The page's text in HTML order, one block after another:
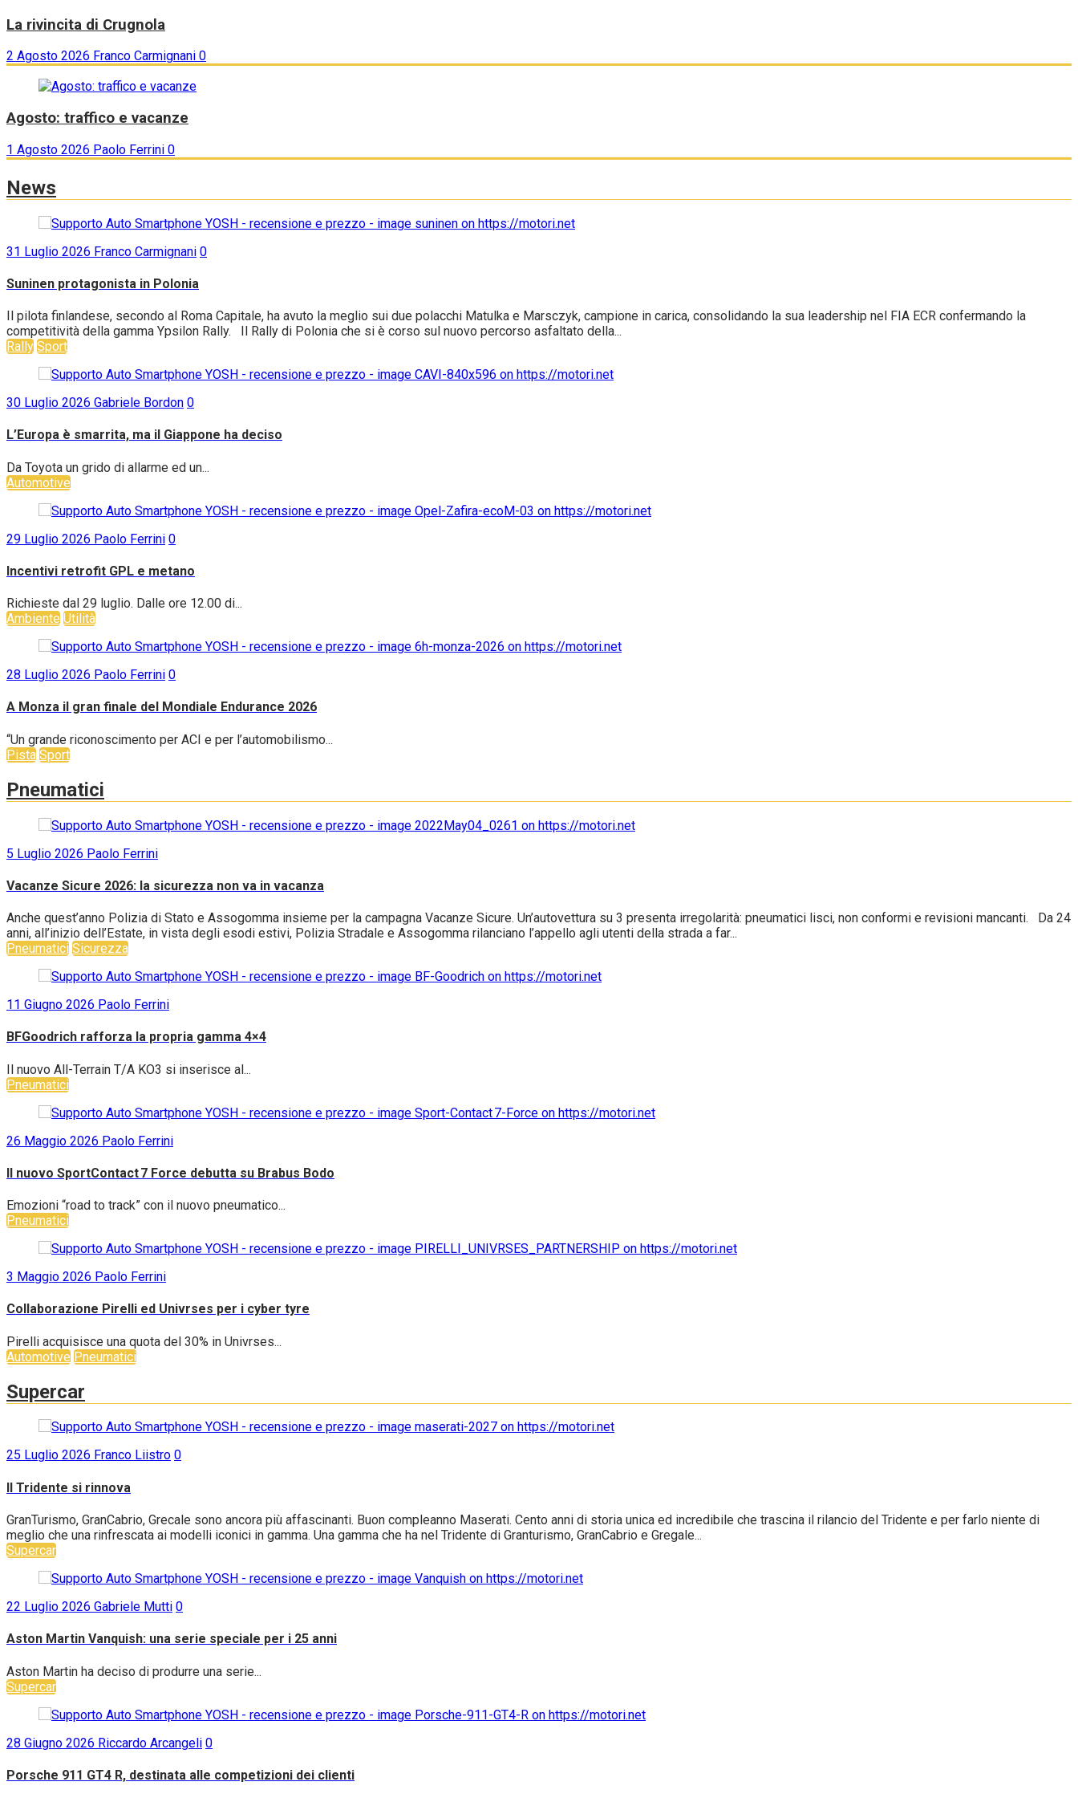
La rivincita di Crugnola
2 Agosto 2026 Franco Carmignani 0
Agosto: traffico e vacanze
1 Agosto 2026 Paolo Ferrini 0
News
31 Luglio 2026 Franco Carmignani 0
Suninen protagonista in Polonia
Il pilota finlandese, secondo al Roma Capitale, ha avuto la meglio sui due polacchi Matulka e Marsczyk, campione in carica, consolidando la sua leadership nel FIA ECR confermando la
competitività della gamma Ypsilon Rally. Il Rally di Polonia che si è corso sul nuovo percorso asfaltato della...
Rally Sport
30 Luglio 2026 Gabriele Bordon 0
L’Europa è smarrita, ma il Giappone ha deciso
Da Toyota un grido di allarme ed un...
Automotive
29 Luglio 2026 Paolo Ferrini 0
Incentivi retrofit GPL e metano
Richieste dal 29 luglio. Dalle ore 12.00 di...
Ambiente Utilità
28 Luglio 2026 Paolo Ferrini 0
A Monza il gran finale del Mondiale Endurance 2026
“Un grande riconoscimento per ACI e per l’automobilismo...
Pista Sport
Pneumatici
5 Luglio 2026 Paolo Ferrini
Vacanze Sicure 2026: la sicurezza non va in vacanza
Anche quest’anno Polizia di Stato e Assogomma insieme per la campagna Vacanze Sicure. Un’autovettura su 3 presenta irregolarità: pneumatici lisci, non conformi e revisioni mancanti. Da 24
anni, all’inizio dell’Estate, in vista degli esodi estivi, Polizia Stradale e Assogomma rilanciano l’appello agli utenti della strada a far...
Pneumatici Sicurezza
11 Giugno 2026 Paolo Ferrini
BFGoodrich rafforza la propria gamma 4×4
Il nuovo All-Terrain T/A KO3 si inserisce al...
Pneumatici
26 Maggio 2026 Paolo Ferrini
Il nuovo SportContact 7 Force debutta su Brabus Bodo
Emozioni “road to track” con il nuovo pneumatico...
Pneumatici
3 Maggio 2026 Paolo Ferrini
Collaborazione Pirelli ed Univrses per i cyber tyre
Pirelli acquisisce una quota del 30% in Univrses...
Automotive Pneumatici
Supercar
25 Luglio 2026 Franco Liistro 0
Il Tridente si rinnova
GranTurismo, GranCabrio, Grecale sono ancora più affascinanti. Buon compleanno Maserati. Cento anni di storia unica ed incredibile che trascina il rilancio del Tridente e per farlo niente di
meglio che una rinfrescata ai modelli iconici in gamma. Una gamma che ha nel Tridente di Granturismo, GranCabrio e Gregale...
Supercar
22 Luglio 2026 Gabriele Mutti 0
Aston Martin Vanquish: una serie speciale per i 25 anni
Aston Martin ha deciso di produrre una serie...
Supercar
28 Giugno 2026 Riccardo Arcangeli 0
Porsche 911 GT4 R, destinata alle competizioni dei clienti